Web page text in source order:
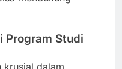
Program Studi